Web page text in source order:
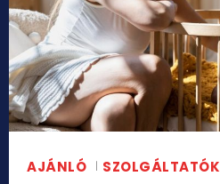
AJÁNLÓ SZOLGÁLTATÓK